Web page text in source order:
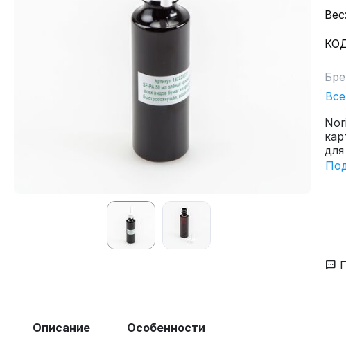
Вес:
Описание Особенности